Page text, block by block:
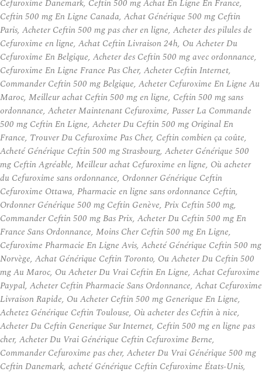
Cefuroxime Danemark, Ceftin 500 mg Achat En Ligne En France,
Ceftin 500 mg En Ligne Canada, Achat Générique 500 mg Ceftin
Paris, Acheter Ceftin 500 mg pas cher en ligne, Acheter des pilules de
Cefuroxime en ligne, Achat Ceftin Livraison 24h, Ou Acheter Du
Cefuroxime En Belgique, Acheter des Ceftin 500 mg avec ordonnance,
Cefuroxime En Ligne France Pas Cher, Acheter Ceftin Internet,
Commander Ceftin 500 mg Belgique, Acheter Cefuroxime En Ligne Au
Maroc, Meilleur achat Ceftin 500 mg en ligne, Ceftin 500 mg sans
ordonnance, Acheter Maintenant Cefuroxime, Passer La Commande
500 mg Ceftin En Ligne, Acheter Du Ceftin 500 mg Original En
France, Trouver Du Cefuroxime Pas Cher, Ceftin combien ça coûte,
Acheté Générique Ceftin 500 mg Strasbourg, Acheter Générique 500
mg Ceftin Agréable, Meilleur achat Cefuroxime en ligne, Où acheter
du Cefuroxime sans ordonnance, Ordonner Générique Ceftin
Cefuroxime Ottawa, Pharmacie en ligne sans ordonnance Ceftin,
Ordonner Générique 500 mg Ceftin Genève, Prix Ceftin 500 mg,
Commander Ceftin 500 mg Bas Prix, Acheter Du Ceftin 500 mg En
France Sans Ordonnance, Moins Cher Ceftin 500 mg En Ligne,
Cefuroxime Pharmacie En Ligne Avis, Acheté Générique Ceftin 500 mg
Norvège, Achat Générique Ceftin Toronto, Ou Acheter Du Ceftin 500
mg Au Maroc, Ou Acheter Du Vrai Ceftin En Ligne, Achat Cefuroxime
Paypal, Acheter Ceftin Pharmacie Sans Ordonnance, Achat Cefuroxime
Livraison Rapide, Ou Acheter Ceftin 500 mg Generique En Ligne,
Achetez Générique Ceftin Toulouse, Où acheter des Ceftin à nice,
Acheter Du Ceftin Generique Sur Internet, Ceftin 500 mg en ligne pas
cher, Acheter Du Vrai Générique Ceftin Cefuroxime Berne,
Commander Cefuroxime pas cher, Acheter Du Vrai Générique 500 mg
Ceftin Danemark, acheté Générique Ceftin Cefuroxime États-Unis,